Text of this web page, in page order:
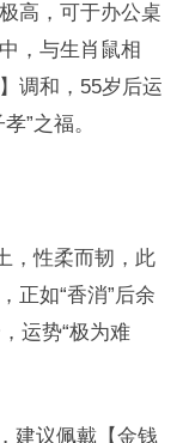
高，可于办公桌
，与生肖鼠相
调和，55岁后运
”之福。
，性柔而韧，此
正如“香消”后余
运势“极为难
建议佩戴【金钱